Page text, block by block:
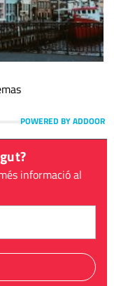
POWERED BY ADDOOR
informació al